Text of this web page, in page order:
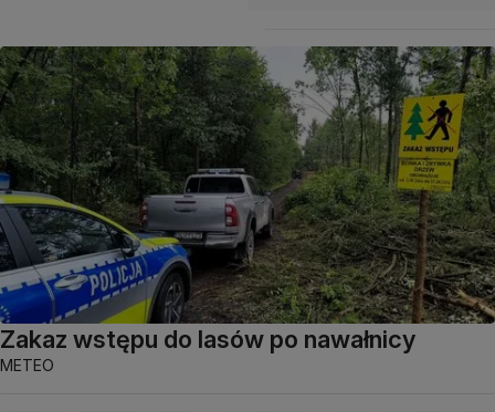
Zakaz wstępu do lasów po nawałnicy
METEO